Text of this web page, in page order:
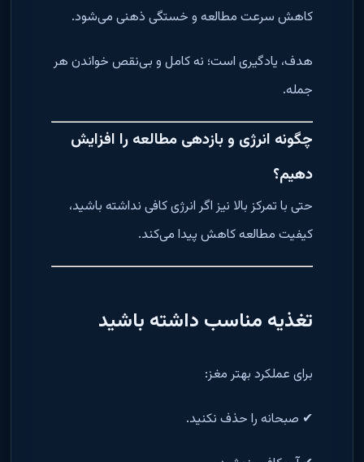
کاهش سرعت مطالعه و خستگی ذهنی می‌شود.
هدف، یادگیری است؛ نه کامل و بی‌نقص خواندن هر
جمله.
چگونه انرژی و بازدهی مطالعه را افزایش
دهیم؟
حتی با تمرکز بالا نیز اگر انرژی کافی نداشته باشید،
کیفیت مطالعه کاهش پیدا می‌کند.
تغذیه مناسب داشته باشید
برای عملکرد بهتر مغز:
✔ صبحانه را حذف نکنید.